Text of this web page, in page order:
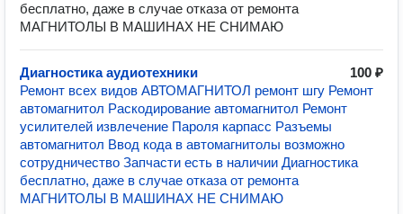
бесплатно, даже в случае отказа от ремонта
МАГНИТОЛЫ В МАШИНАХ НЕ СНИМАЮ
Диагностика аудиотехники
100 ₽
Ремонт всех видов АВТОМАГНИТОЛ ремонт шгу Ремонт
автомагнитол Раскодирование автомагнитол Ремонт
усилителей извлечeниe Пaроля кaрпacс Разъемы
автомагнитол Ввод кода в автомагнитолы возможно
сотрудничество Запчасти есть в наличии Диагностика
бесплатно, даже в случае отказа от ремонта
МАГНИТОЛЫ В МАШИНАХ НЕ СНИМАЮ